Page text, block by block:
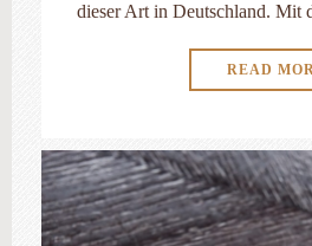
dieser Art in Deutschland. Mit
READ